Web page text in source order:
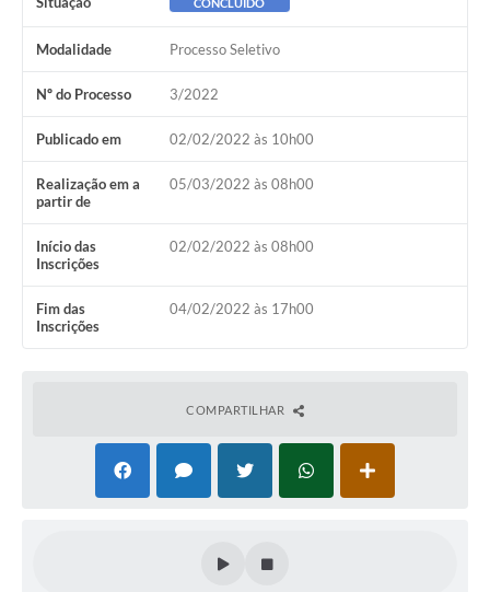
A Nossa Cidade
A Prefeitura
Audiências Públicas
Galeria de Vídeos
Gabinetes e Secretarias
Contas Públicas
Editais
CONCLUÍDO
Modalidade Processo Seletivo
Nº do Processo 3/2022
Publicado em 02/02/2022 às 10h00
Realização em a
partir de
05/03/2022 às 08h00
Início das
Inscrições
02/02/2022 às 08h00
Fim das
Inscrições
04/02/2022 às 17h00
COMPARTILHAR